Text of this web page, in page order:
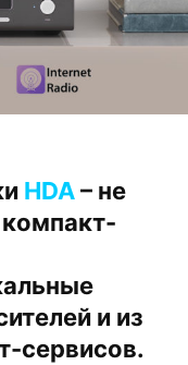
HDA– не
и из
сервисов.